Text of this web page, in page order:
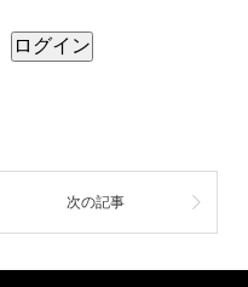
次の記事